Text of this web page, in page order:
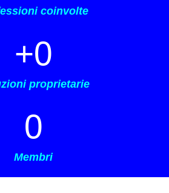
coinvolte
proprietarie
+0
Membri
0